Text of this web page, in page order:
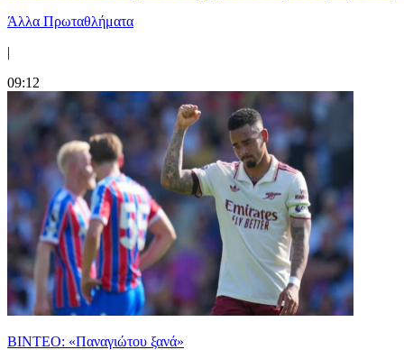
Άλλα Πρωταθλήματα
|
09:12
ΒΙΝΤΕΟ: «Παναγιώτου ξανά»